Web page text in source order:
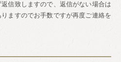
信致しますので、返信がない場合は
ま すのでお手数ですが再度ご連絡を